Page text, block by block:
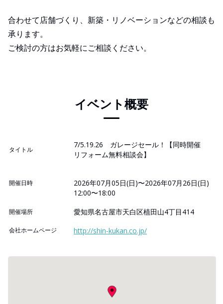
合わせて店舗づくり、新築・リノベーションなどの相談も
承ります。
ご検討の方はお気軽にご相談ください。
イベント概要
タイトル
7/5.19.26 ガレージセール！【同時開催
リフォーム無料相談会】
開催日時
2026年07月05日(日)〜2026年07月26日(日)
12:00〜18:00
開催場所 愛知県名古屋市天白区植田山4丁目414
会社ホームページ http://shin-kukan.co.jp/